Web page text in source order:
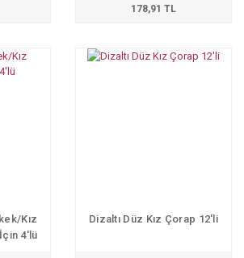
178,91 TL
Kız
4'lü
Dizaltı Düz Kız Çorap 12'li